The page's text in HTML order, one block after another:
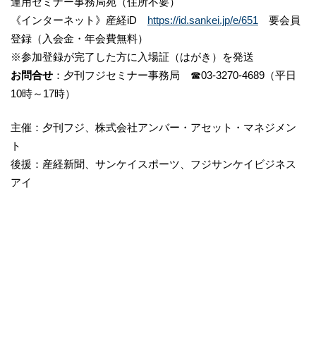
《インターネット》産経iD https://id.sankei.jp/e/651 要会員
登録（入会金・年会費無料）
※参加登録が完了した方に入場証（はがき）を発送
お問合せ ：夕刊フジセミナー事務局 ☎03-3270-4689（平日
10時～17時）
主催：夕刊フジ、株式会社アンバー・アセット・マネジメン
ト
後援：産経新聞、サンケイスポーツ、フジサンケイビジネス
アイ